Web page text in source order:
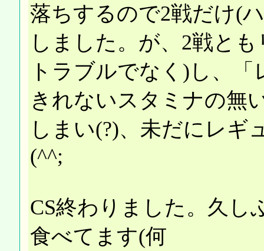
落ちするので2戦だけ(
しました。が、2戦と
トラブルでなく)し、
きれないスタミナの無
しまい(?)、未だにレギ
(^^;
CS終わりました。久し
食べてます(何